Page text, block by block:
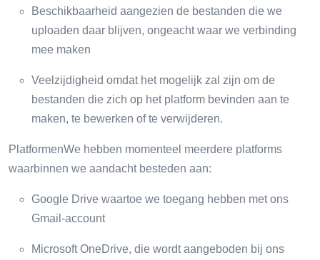
Beschikbaarheid aangezien de bestanden die we
uploaden daar blijven, ongeacht waar we verbinding
mee maken
Veelzijdigheid omdat het mogelijk zal zijn om de
bestanden die zich op het platform bevinden aan te
maken, te bewerken of te verwijderen.
PlatformenWe hebben momenteel meerdere platforms
waarbinnen we aandacht besteden aan:
Google Drive waartoe we toegang hebben met ons
Gmail-account
Microsoft OneDrive, die wordt aangeboden bij ons